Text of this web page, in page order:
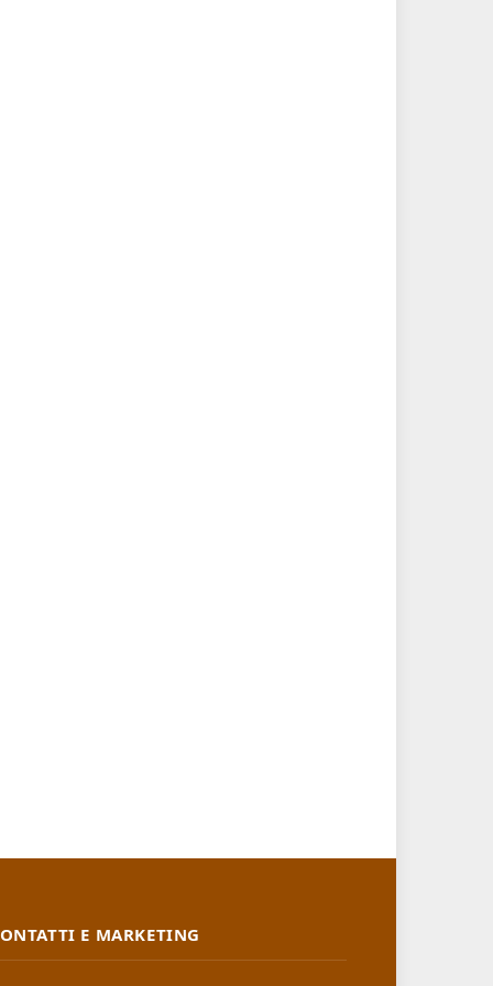
E MARKETING